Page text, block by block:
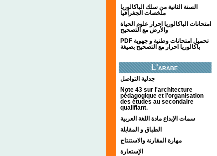
السنة الثانية من سلك الباكالوريا
ملخصات الجغرافيا
امتحانات الباكالوريا احرار علوم الحياة
والأرض مع التصحيح
PDF تحميل امتحانات وطنية و جهوية
باكالوريا احرار مع التصحيح بصيغة
L'arabe
جدلية التواصل
Note 43 sur l'architecture
pédagogique et l'organisation
des études au secondaire
qualifiant.
سمات الإبداع مادة اللغة العربية
الطباق و المقابلة
مهارة المقارنة والاستنتاج
الإستعارة